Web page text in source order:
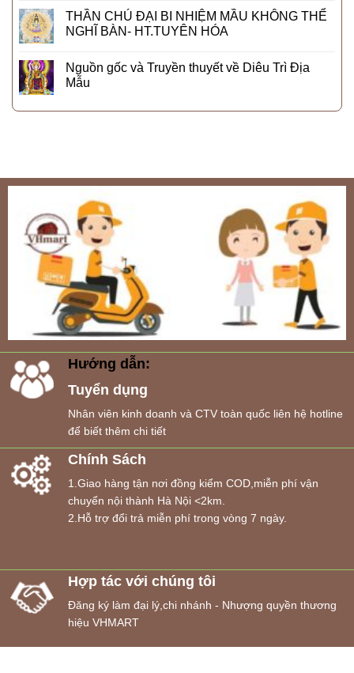
THẦN CHÚ ĐẠI BI NHIỆM MẦU KHÔNG THỂ
NGHĨ BÀN- HT.TUYÊN HÓA
Nguồn gốc và Truyền thuyết về Diêu Trì Địa
Mẫu
Hướng dẫn:
Tuyển dụng
Nhân viên kinh doanh và CTV toàn quốc liên hệ hotline
để biết thêm chi tiết
Chính Sách
1.Giao hàng tận nơi đồng kiểm COD,miễn phí vận
chuyển nội thành Hà Nội <2km.
2.Hỗ trợ đổi trả miễn phí trong vòng 7 ngày.
Hợp tác với chúng tôi
Đăng ký làm đại lý,chi nhánh - Nhượng quyền thương
hiệu VHMART